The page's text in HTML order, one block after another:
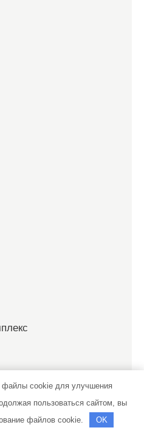
сауна
файлы cookie для улучшения
пользоваться сайтом, вы
файлов cookie.
OK